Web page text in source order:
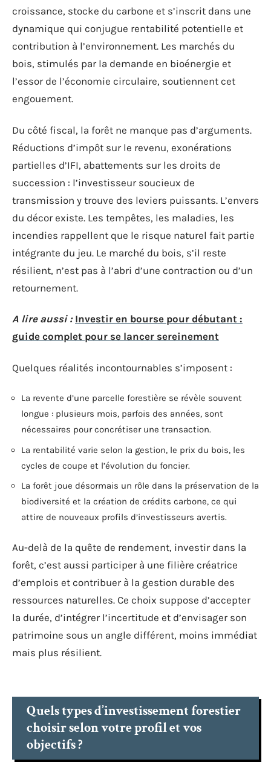
croissance, stocke du carbone et s’inscrit dans une
dynamique qui conjugue rentabilité potentielle et
contribution à l’environnement. Les marchés du
bois, stimulés par la demande en bioénergie et
l’essor de l’économie circulaire, soutiennent cet
engouement.
Du côté fiscal, la forêt ne manque pas d’arguments.
Réductions d’impôt sur le revenu, exonérations
partielles d’IFI, abattements sur les droits de
succession : l’investisseur soucieux de
transmission y trouve des leviers puissants. L’envers
du décor existe. Les tempêtes, les maladies, les
incendies rappellent que le risque naturel fait partie
intégrante du jeu. Le marché du bois, s’il reste
résilient, n’est pas à l’abri d’une contraction ou d’un
retournement.
A lire aussi : Investir en bourse pour débutant :
guide complet pour se lancer sereinement
Quelques réalités incontournables s’imposent :
La revente d’une parcelle forestière se révèle souvent
longue : plusieurs mois, parfois des années, sont
nécessaires pour concrétiser une transaction.
La rentabilité varie selon la gestion, le prix du bois, les
cycles de coupe et l’évolution du foncier.
La forêt joue désormais un rôle dans la préservation de la
biodiversité et la création de crédits carbone, ce qui
attire de nouveaux profils d’investisseurs avertis.
Au-delà de la quête de rendement, investir dans la
forêt, c’est aussi participer à une filière créatrice
d’emplois et contribuer à la gestion durable des
ressources naturelles. Ce choix suppose d’accepter
la durée, d’intégrer l’incertitude et d’envisager son
patrimoine sous un angle différent, moins immédiat
mais plus résilient.
Quels types d’investissement forestier
choisir selon votre profil et vos
objectifs ?